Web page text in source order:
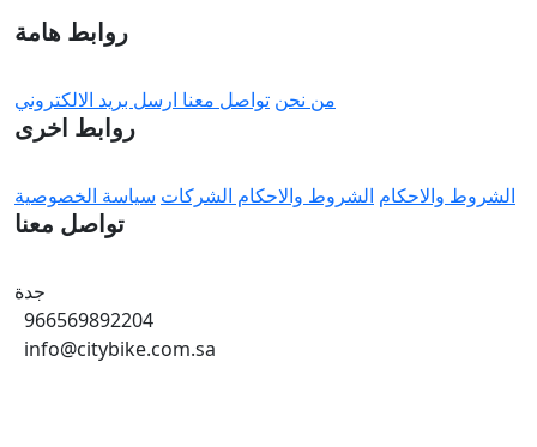
روابط هامة
من نحن تواصل معنا ارسل بريد الالكتروني
روابط اخرى
الشروط والاحكام الشروط والاحكام الشركات سياسة الخصوصية
تواصل معنا
جدة
966569892204
info@citybike.com.sa